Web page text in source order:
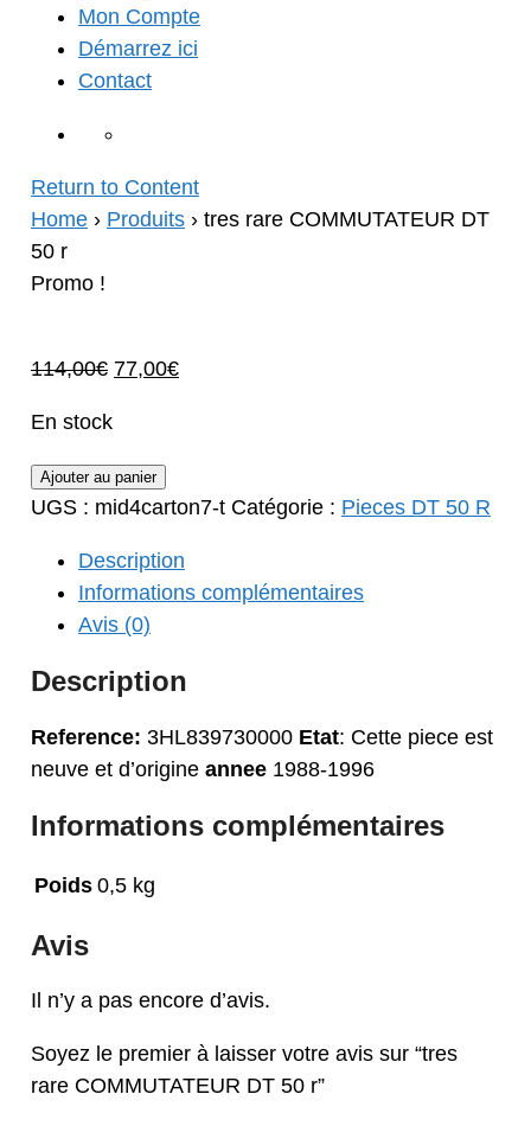
Mon Compte
Démarrez ici
Contact
Return to Content
Home › Produits › tres rare COMMUTATEUR DT
50 r
Promo !
114,00€ Le
était :
114,00€.
77,00€Le
77,00€.
En stock
quantité
de
rare
COMMUTATEUR
50
r
Ajouter au panier
UGS : mid4carton7-t Catégorie : Pieces DT 50 R
Description
Informations complémentaires
Avis (0)
Description
Reference: 3HL839730000 Etat: Cette piece est
neuve et d’origine annee 1988-1996
Informations complémentaires
Poids 0,5 kg
Avis
Il n’y a pas encore d’avis.
Soyez le premier à laisser votre avis sur “tres
rare COMMUTATEUR DT 50 r”